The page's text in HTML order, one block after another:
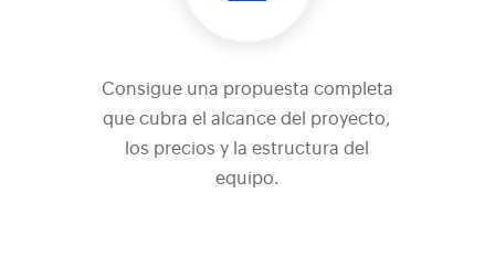
Consigue una propuesta completa
que cubra el alcance del proyecto,
los precios y la estructura del
equipo.